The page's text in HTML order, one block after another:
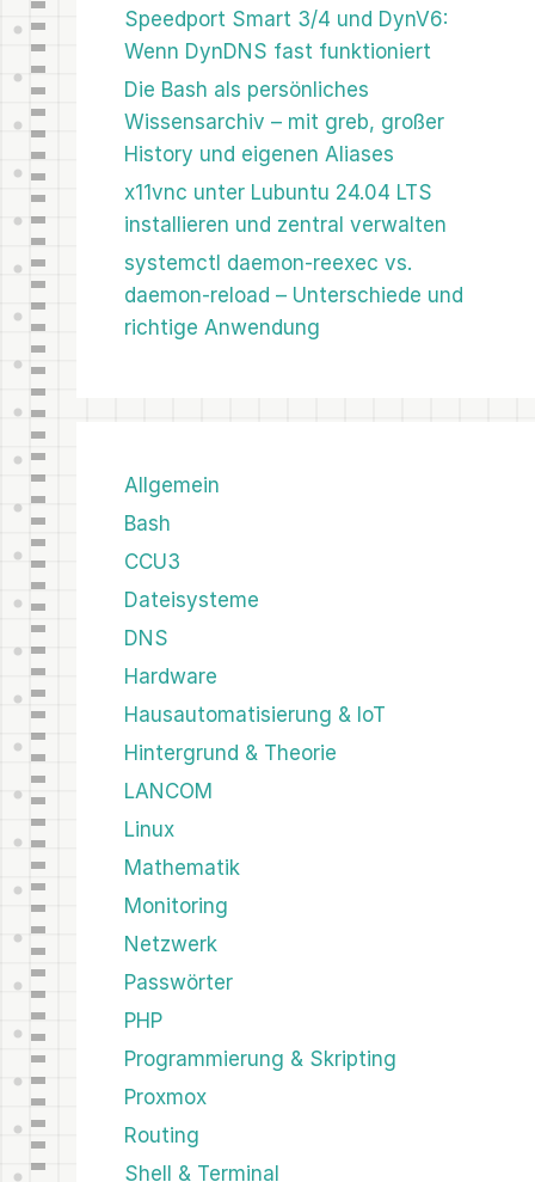
Speedport Smart 3/4 und DynV6:
Wenn DynDNS fast funktioniert
Die Bash als persönliches
Wissensarchiv – mit greb, großer
History und eigenen Aliases
x11vnc unter Lubuntu 24.04 LTS
installieren und zentral verwalten
systemctl daemon-reexec vs.
daemon-reload – Unterschiede und
richtige Anwendung
Allgemein
Bash
CCU3
Dateisysteme
DNS
Hardware
Hausautomatisierung & IoT
Hintergrund & Theorie
LANCOM
Linux
Mathematik
Monitoring
Netzwerk
Passwörter
PHP
Programmierung & Skripting
Proxmox
Routing
Shell & Terminal